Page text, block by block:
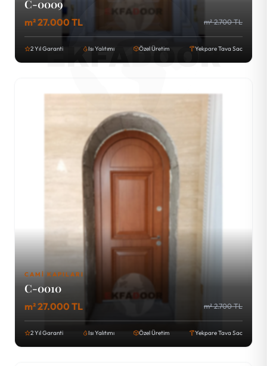
C-0009
m² 27.000 TL m² 2.700 TL
2 Yıl Garanti Isı Yalıtımı Özel Üretim Yekpare Tava Sac
CAMI KAPILARI
C-0010
m² 27.000 TL m² 2.700 TL
2 Yıl Garanti Isı Yalıtımı Özel Üretim Yekpare Tava Sac